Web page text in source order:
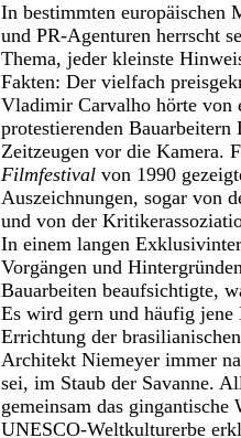
In bestimmten europäischen
und PR-Agenturen herrscht
Thema, jeder kleinste
Fakten: Der vielfach
Vladimir Carvalho hörte von
protestierenden
Zeitzeugen vor die Kamera.
Filmfestival von 1990
Auszeichnungen, sogar von
und von der
In einem langen
Vorgängen und
Bauarbeiten beaufsichtigte,
Es wird gern und häufig jene
Errichtung der
Architekt Niemeyer immer
sei, im Staub der Savanne.
gemeinsam das
UNESCO-Weltkulturerbe